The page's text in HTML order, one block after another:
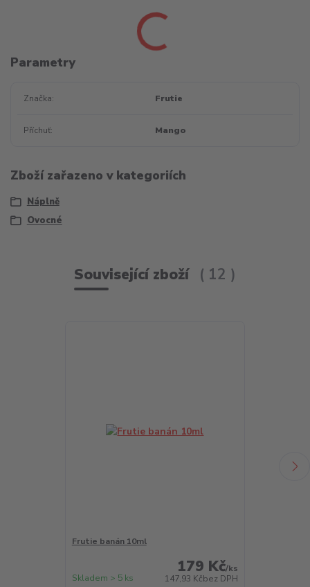
Parametry
Značka Frutie
Příchuť Mango
Zboží zařazeno v kategoriích
Náplně
Ovocné
Související zboží 12
Frutie banán 10ml
179 Kč/ks
147,93 Kčbez DPH
Skladem > 5 ks